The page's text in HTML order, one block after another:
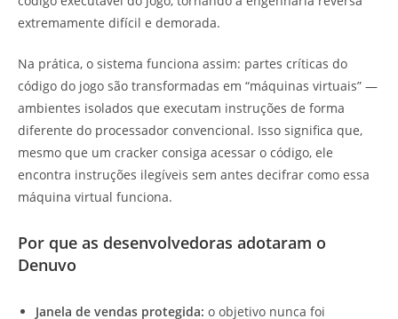
extremamente difícil e demorada.
Na prática, o sistema funciona assim: partes críticas do
código do jogo são transformadas em “máquinas virtuais” —
ambientes isolados que executam instruções de forma
diferente do processador convencional. Isso significa que,
mesmo que um cracker consiga acessar o código, ele
encontra instruções ilegíveis sem antes decifrar como essa
máquina virtual funciona.
Por que as desenvolvedoras adotaram o
Denuvo
Janela de vendas protegida: o objetivo nunca foi